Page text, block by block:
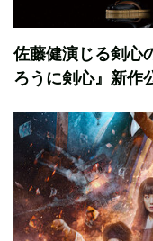
佐藤健演じる剣
ろうに剣心』新作